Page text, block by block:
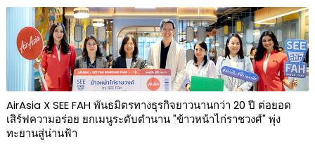
AirAsia X SEE FAH พันธมิตรทางธุรกิจยาวนานกว่า 20 ปี ต่อยอด
เสิร์ฟความอร่อย ยกเมนูระดับตำนาน "ข้าวหน้าไก่ราชวงศ์" พุ่ง
ทะยานสู่น่านฟ้า